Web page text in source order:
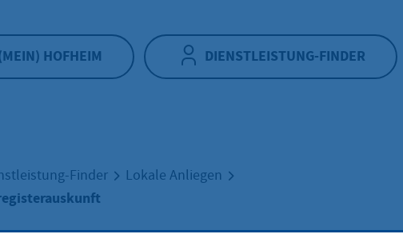
HOFHEIM DIENSTLEISTUNG-FINDER
Finder Lokale Anliegen